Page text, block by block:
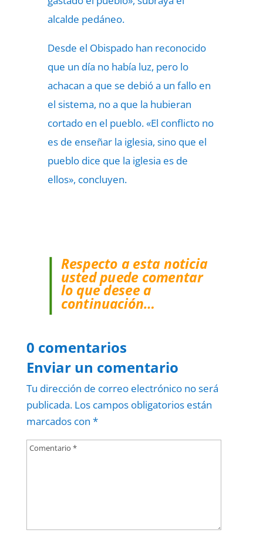
alcalde pedáneo.
Desde el Obispado han reconocido
que un día no había luz, pero lo
achacan a que se debió a un fallo en
el sistema, no a que la hubieran
cortado en el pueblo. «El conflicto no
es de enseñar la iglesia, sino que el
pueblo dice que la iglesia es de
ellos», concluyen.
Respecto a esta noticia
usted puede comentar
lo que desee a
continuación…
0 comentarios
Enviar un comentario
Tu dirección de correo electrónico no será
publicada. Los campos obligatorios están
marcados con *